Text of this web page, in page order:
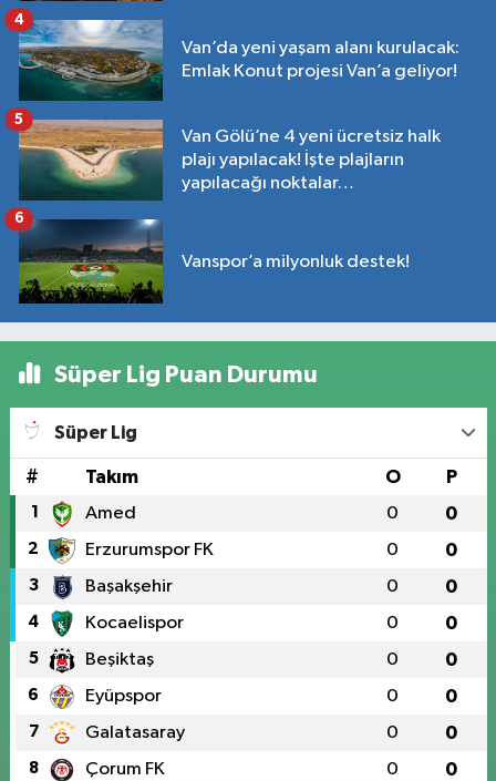
Van’da yeni yaşam alanı kurulacak:
Emlak Konut projesi Van’a geliyor!
4
Van Gölü’ne 4 yeni ücretsiz halk
plajı yapılacak! İşte plajların
yapılacağı noktalar…
5
Vanspor’a milyonluk destek!
6
Süper Lig Puan Durumu
Süper Lig
# Takım O P
1 Amed 0 0
2 Erzurumspor FK 0 0
3 Başakşehir 0 0
4 Kocaelispor 0 0
5 Beşiktaş 0 0
6 Eyüpspor 0 0
7 Galatasaray 0 0
8 Çorum FK 0 0